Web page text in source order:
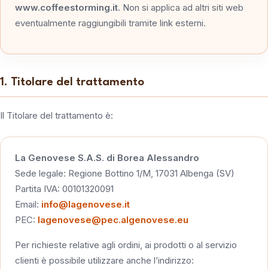
www.coffeestorming.it. Non si applica ad altri siti web
eventualmente raggiungibili tramite link esterni.
1. Titolare del trattamento
Il Titolare del trattamento è:
La Genovese S.A.S. di Borea Alessandro
Sede legale: Regione Bottino 1/M, 17031 Albenga (SV)
Partita IVA: 00101320091
Email: info@lagenovese.it
PEC: lagenovese@pec.algenovese.eu
Per richieste relative agli ordini, ai prodotti o al servizio
clienti è possibile utilizzare anche l’indirizzo: